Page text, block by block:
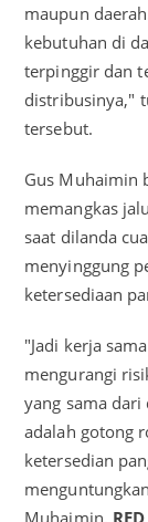
maupun
kebutuhan di
terpinggir dan
distribusinya,"
tersebut.
Gus Muhaimin
memangkas
saat dilanda
menyinggung
ketersediaan
"Jadi kerja
mengurangi
yang sama
adalah gotong
ketersedian
Muhaimin. RED